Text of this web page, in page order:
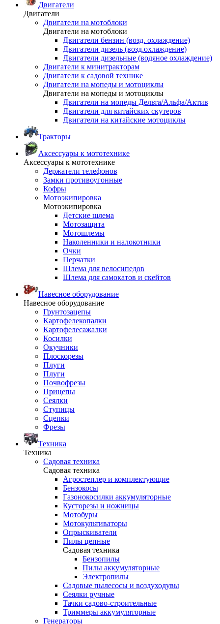
Двигатели
Двигатели
Двигатели на мотоблоки
Двигатели на мотоблоки
Двигатели бензин (возд. охлаждение)
Двигатели дизель (возд.охлаждение)
Двигатели дизельные (водяное охлаждение)
Двигатели к минитракторам
Двигатели к садовой технике
Двигатели на мопеды и мотоциклы
Двигатели на мопеды и мотоциклы
Двигатели на мопеды Дельта/Альфа/Актив
Двигатели для китайских скутеров
Двигатели на китайские мотоциклы
Тракторы
Аксессуары к мототехнике
Аксессуары к мототехнике
Держатели телефонов
Замки противоугонные
Кофры
Мотоэкипировка
Мотоэкипировка
Детские шлема
Мотозащита
Мотошлемы
Наколенники и налокотники
Очки
Перчатки
Шлема для велосипедов
Шлема для самокатов и скейтов
Навесное оборудование
Навесное оборудование
Грунтозацепы
Картофелекопалки
Картофелесажалки
Косилки
Окучники
Плоскорезы
Плуги
Плуги
Почвофрезы
Прицепы
Сеялки
Ступицы
Сцепки
Фрезы
Техника
Техника
Садовая техника
Садовая техника
Агростеплер и комплектующие
Бензокосы
Газонокосилки аккумуляторные
Кусторезы и ножницы
Мотобуры
Мотокультиваторы
Опрыскиватели
Пилы цепные
Садовая техника
Бензопилы
Пилы аккумуляторные
Электропилы
Садовые пылесосы и воздуходувы
Сеялки ручные
Тачки садово-строительные
Триммеры аккумуляторные
Генераторы